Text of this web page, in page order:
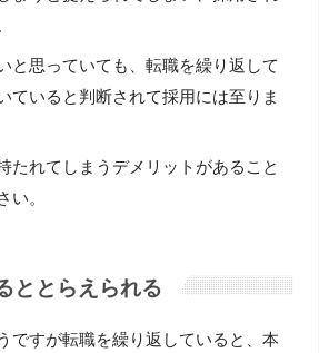
と思っていても、転職を繰り返して
ていると判断されて採用には至りま
たれてしまうデメリットがあること
い。
ととらえられる
ですが転職を繰り返していると、本